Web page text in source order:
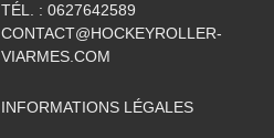
TÉL. : 0627642589
CONTACT@HOCKEYROLLER-
VIARMES.COM
INFORMATIONS LÉGALES